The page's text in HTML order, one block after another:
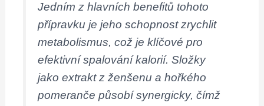
Jedním z hlavních benefitů tohoto
přípravku je jeho schopnost zrychlit
metabolismus, což je klíčové pro
efektivní spalování kalorií. Složky
jako extrakt z ženšenu a hořkého
pomeranče působí synergicky, čímž